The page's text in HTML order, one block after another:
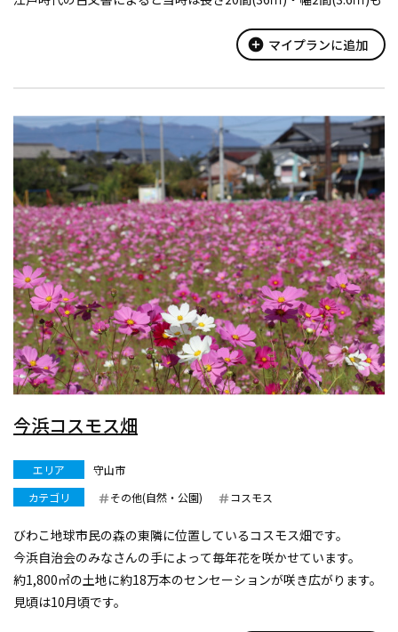
歌川広重の版画「木曽街道六十九次」の守山宿風景はこの橋から
add_circle マイプランに追加
今浜コスモス畑
エリア
守山市
カテゴリ
その他(自然・公園) コスモス
びわこ地球市民の森の東隣に位置しているコスモス畑です。
今浜自治会のみなさんの手によって毎年花を咲かせています。
約1,800㎡の土地に約18万本のセンセーションが咲き広がります。
見頃は10月頃です。